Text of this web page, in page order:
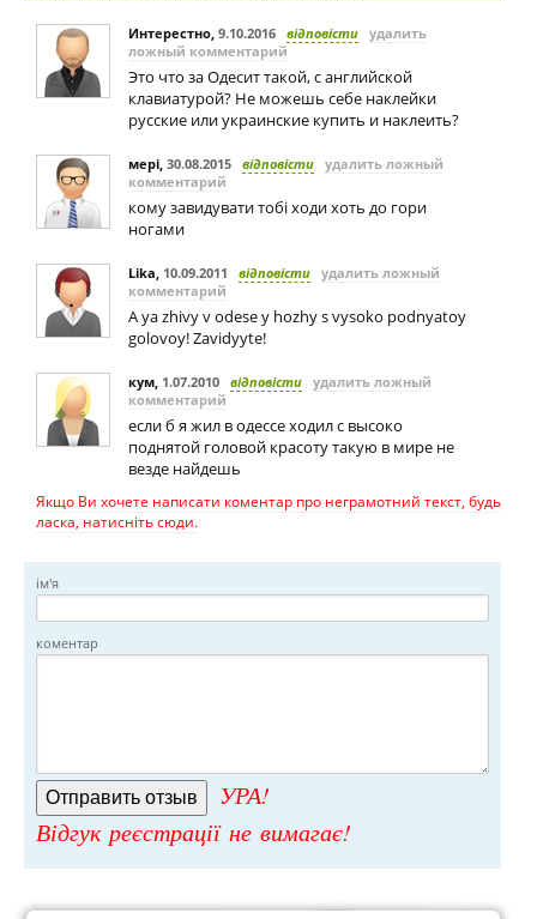
Интерестно, 9.10.2016 відповісти удалить
ложный комментарий
Это что за Одесит такой, с английской
клавиатурой? Не можешь себе наклейки
русские или украинские купить и наклеить?
мері, 30.08.2015 відповісти удалить ложный
комментарий
кому завидувати тобі ходи хоть до гори
ногами
Lika, 10.09.2011 відповісти удалить ложный
комментарий
A ya zhivy v odese y hozhy s vysoko podnyatoy
golovoy! Zavidyyte!
кум, 1.07.2010 відповісти удалить ложный
комментарий
если б я жил в одессе ходил с высоко
поднятой головой красоту такую в мире не
везде найдешь
Якщо Ви хочете написати коментар про неграмотний текст, будь
ласка, натисніть сюди.
ім'я
коментар
УРА!
Відгук реєстрації не вимагає!